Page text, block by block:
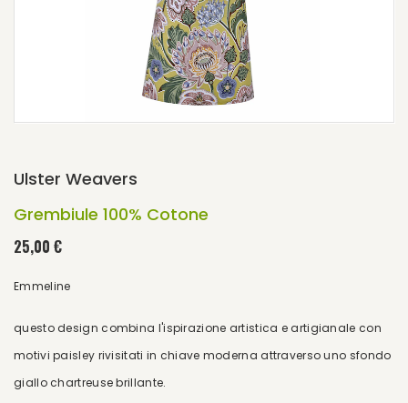
Ulster Weavers
Grembiule 100% Cotone
25,00 €
Emmeline
questo design combina l'ispirazione artistica e artigianale con
motivi paisley rivisitati in chiave moderna attraverso uno sfondo
giallo chartreuse brillante.